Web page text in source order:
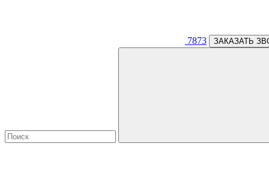
7873 ЗАКАЗАТЬ